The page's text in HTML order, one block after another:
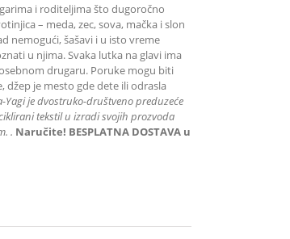
i roditeljima što dugoročno
– meda, zec, sova, mačka i slon
nemogući, šašavi i u isto vreme
u njima. Svaka lutka na glavi ima
drugaru. Poruke mogu biti
džep je mesto gde dete ili odrasla
Yagi je dvostruko-društveno preduzeće
tekstil u izradi svojih prozvoda
. Naručite! BESPLATNA DOSTAVA u